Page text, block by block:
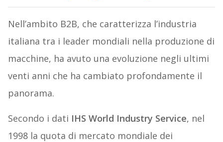
Nell’ambito B2B, che caratterizza l’industria
italiana tra i leader mondiali nella produzione di
macchine, ha avuto una evoluzione negli ultimi
venti anni che ha cambiato profondamente il
panorama.
Secondo i dati IHS World Industry Service, nel
1998 la quota di mercato mondiale dei